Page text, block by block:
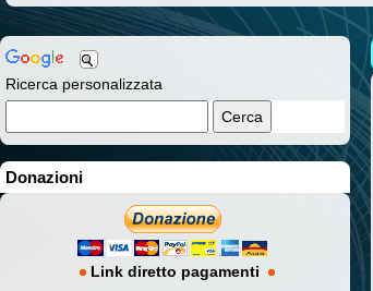
Ricerca personalizzata
Donazioni
Link diretto pagamenti